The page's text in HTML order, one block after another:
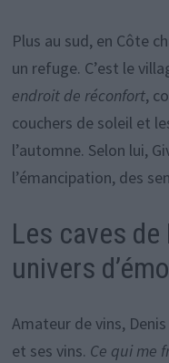
Plus au sud, en Côte
un refuge. C’est le
endroit de réconfort,
couchers de soleil et
l’automne. Selon lui,
l’émancipation, des
Les caves de
univers
Amateur de vins,
et ses vins. Ce qui me